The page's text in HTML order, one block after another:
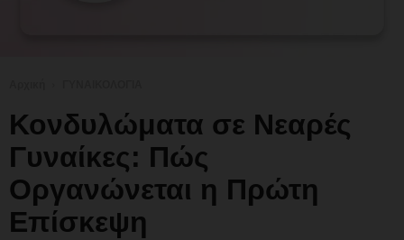
Κονδυλώματα σε Νεαρές
Γυναίκες: Πώς
Οργανώνεται η Πρώτη
Επίσκεψη